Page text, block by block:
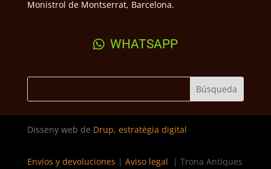
Monistrol de Montserrat, Barcelona.
WHATSAPP
Disseny web de Drup, estratègia digital
Envíos y devoluciones | Aviso legal | Trona Antiques